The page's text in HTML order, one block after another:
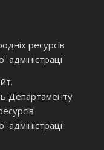
ресурсів
адміністрації
Департаменту
адміністрації